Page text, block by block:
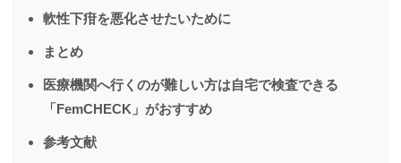
軟性下疳を悪化させたいために
まとめ
医療機関へ行くのが難しい方は自宅で検査できる
「FemCHECK」がおすすめ
参考文献